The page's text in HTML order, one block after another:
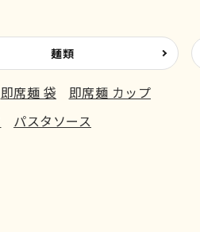
麺類
即席麺 袋
即席麺 カップ
パスタソース